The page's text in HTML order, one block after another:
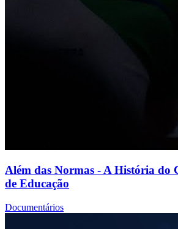
Além das Normas - A História do
de Educação
Documentários